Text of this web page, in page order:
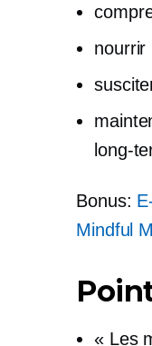
nourrir
long-
Bonus:
Mindful
« Les